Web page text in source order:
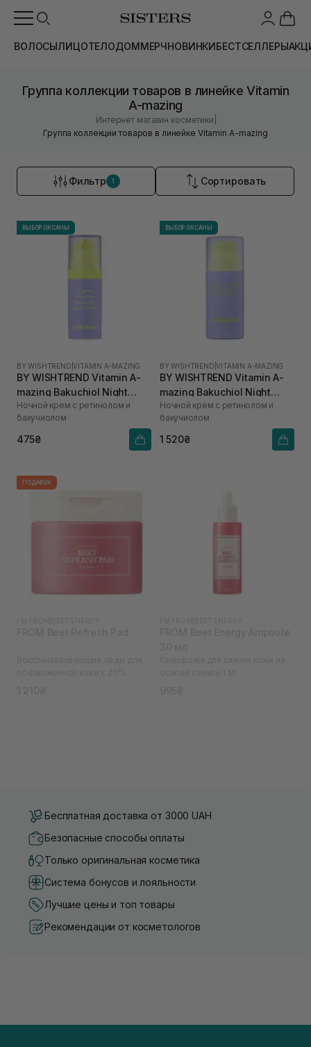
ВОЛОСЫЛИЦОТЕЛОДОММЕРЧНОВИНКИБЕСТСЕЛЛЕРЫ
Группа коллекции товаров в линейке Vitamin
A-mazing
Интернет магазин косметики
Группа коллекции товаров в линейке Vitamin A-mazing
Фильтр 1 Сортировать
ВЫБОР ОКСАНЫ
BY WISHTREND |VITAMIN A-MAZING
BY WISHTREND Vitamin A-
mazing Bakuchiol Night
Cream 10 мл
Ночной крем с ретинолом и
бакучиолом
475₴
ВЫБОР ОКСАНЫ
BY WISHTREND |VITAMIN A-MAZING
BY WISHTREND Vitamin A-
mazing Bakuchiol Night
Cream 30 мл
Ночной крем с ретинолом и
бакучиолом
1 520₴
ПОДАРОК
Бесплатная доставка от 3000 UAH
Безопасные способы оплаты
Только оригинальная косметика
Система бонусов и лояльности
Лучшие цены и топ товары
Рекомендации от косметологов